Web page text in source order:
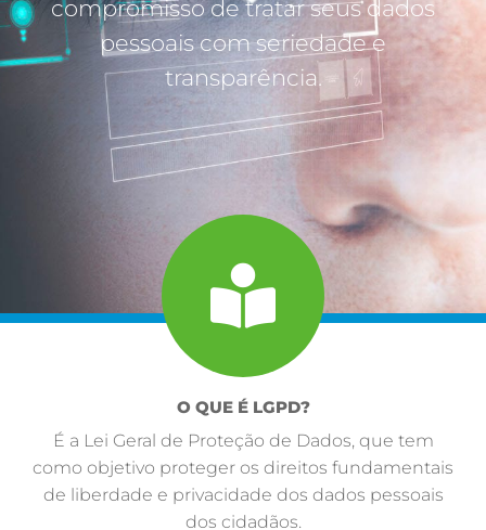
compromisso de tratar seus dados
pessoais com seriedade e
transparência.
O QUE É LGPD?
É a Lei Geral de Proteção de Dados, que tem
como objetivo proteger os direitos fundamentais
de liberdade e privacidade dos dados pessoais
dos cidadãos.